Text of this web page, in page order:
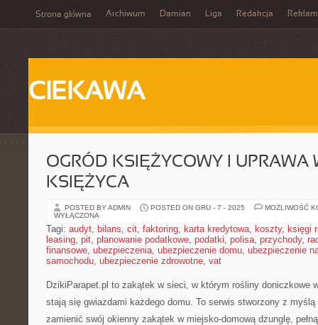
Strona główna Archiwum Damian Liga Redakcja
CIEKAWA
OGRÓD KSIĘŻYCOWY I UPRAWA
KSIĘŻYCA
POSTED BY ADMIN POSTED ON GRU - 7 - 2025
MOŻLIWOŚĆ
WYŁĄCZONA
Tagi: audyt, bilans, cit, faktoring, karta kredytowa, koszty, księgi
leasing, pit, planowanie podatkowe, podatki, polisa, przychody,
finansowe, ubezpieczenia, ubezpieczenie domu, ubezpieczenie
samochodu, ubezpieczenie zdrowotne, vat
DzikiParapet.pl to zakątek w sieci, w którym rośliny doniczkowe
stają się gwiazdami każdego domu. To serwis stworzony z
zamienić swój okienny zakątek w miejsko-domową dżunglę,